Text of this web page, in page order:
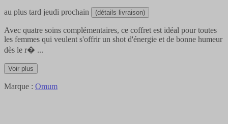
au plus tard jeudi prochain (détails livraison)
Avec quatre soins complémentaires, ce coffret est idéal pour toutes
les femmes qui veulent s'offrir un shot d'énergie et de bonne humeur
dès le r� ...
Voir plus
Marque : Omum